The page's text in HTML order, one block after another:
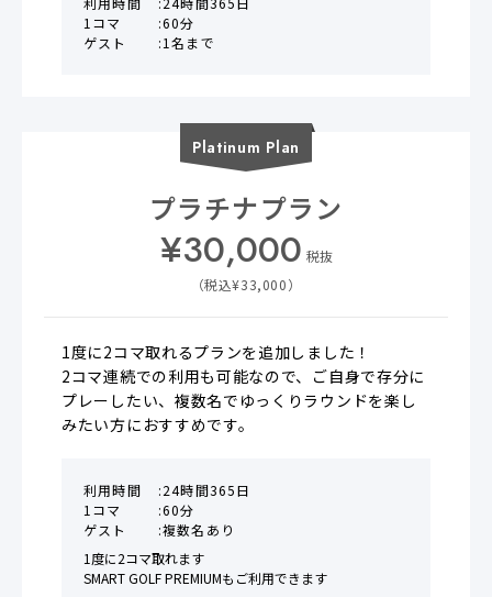
利用時間
24時間365日
1コマ
60分
ゲスト
1名まで
Platinum Plan
プラチナプラン
¥30,000 税抜
（税込¥33,000）
1度に2コマ取れるプランを追加しました！
2コマ連続での利用も可能なので、ご自身で存分に
プレーしたい、複数名でゆっくりラウンドを楽し
みたい方におすすめです。
利用時間
24時間365日
1コマ
60分
ゲスト
複数名あり
1度に2コマ取れます
SMART GOLF PREMIUMもご利用できます